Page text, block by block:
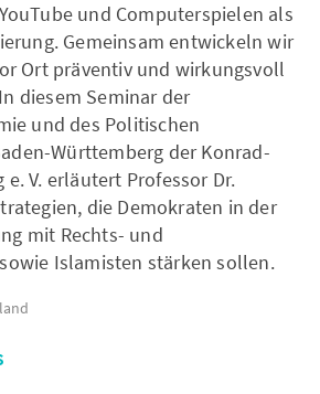
und Computerspielen als
Gemeinsam entwickeln wir
Ort präventiv und wirkungsvoll
diesem Seminar der
und des Politischen
Württemberg der Konrad-
V. erläutert Professor Dr.
die Demokraten in der
mit Rechts- und
Islamisten stärken sollen.